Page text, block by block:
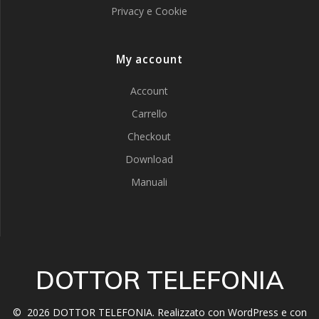
Privacy e Cookie
My account
Account
Carrello
Checkout
Download
Manuali
DOTTOR TELEFONIA
© 2026 DOTTOR TELEFONIA. Realizzato con WordPress e con